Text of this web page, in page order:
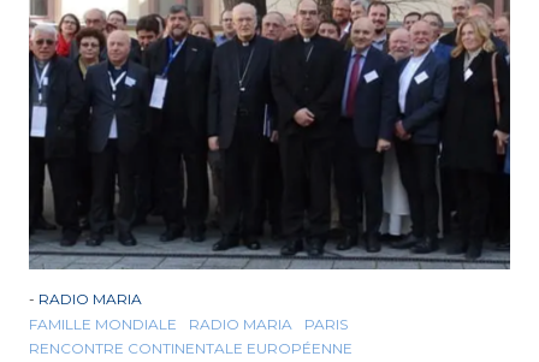
- RADIO MARIA
FAMILLE MONDIALE
RADIO MARIA
PARIS
RENCONTRE CONTINENTALE EUROPÉENNE